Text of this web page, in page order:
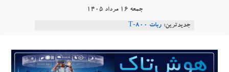
جمعه ۱۶ مرداد ۱۴۰۵
جدیدترین: Robotics
هوش مصنوعی با تنش‌های اجتماعی چه می‌کند؟
دستاورد تازه ایلان ماسک؛ هوش مصنوعی با لهجههوشتاک